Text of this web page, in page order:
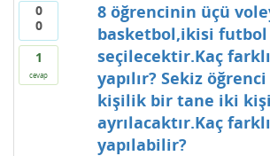
0
0
1
cevap
8 öğrencinin üçü
basketbol,ikisi futbol
seçilecektir.Kaç
yapılır? Sekiz
kişilik bir tane iki
ayrılacaktır.Kaç
yapılabilir?